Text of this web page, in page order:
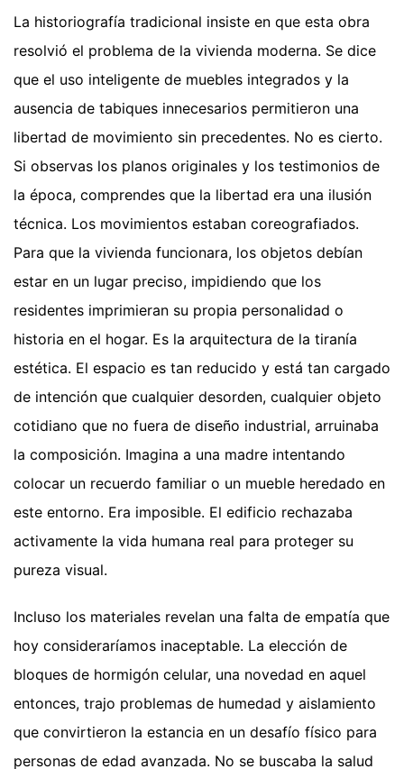
La historiografía tradicional insiste en que esta obra
resolvió el problema de la vivienda moderna. Se dice
que el uso inteligente de muebles integrados y la
ausencia de tabiques innecesarios permitieron una
libertad de movimiento sin precedentes. No es cierto.
Si observas los planos originales y los testimonios de
la época, comprendes que la libertad era una ilusión
técnica. Los movimientos estaban coreografiados.
Para que la vivienda funcionara, los objetos debían
estar en un lugar preciso, impidiendo que los
residentes imprimieran su propia personalidad o
historia en el hogar. Es la arquitectura de la tiranía
estética. El espacio es tan reducido y está tan cargado
de intención que cualquier desorden, cualquier objeto
cotidiano que no fuera de diseño industrial, arruinaba
la composición. Imagina a una madre intentando
colocar un recuerdo familiar o un mueble heredado en
este entorno. Era imposible. El edificio rechazaba
activamente la vida humana real para proteger su
pureza visual.
Incluso los materiales revelan una falta de empatía que
hoy consideraríamos inaceptable. La elección de
bloques de hormigón celular, una novedad en aquel
entonces, trajo problemas de humedad y aislamiento
que convirtieron la estancia en un desafío físico para
personas de edad avanzada. No se buscaba la salud